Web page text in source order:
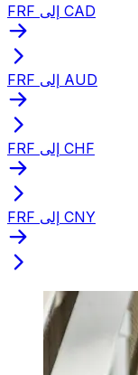
FRF إلى CAD
FRF إلى AUD
FRF إلى CHF
FRF إلى CNY